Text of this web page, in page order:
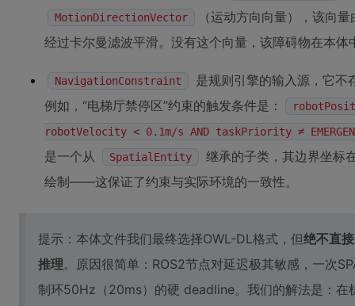
MotionDirectionVector
（运动方向向量），该向
经过卡尔曼滤波平滑。没有这个向量，该障碍物在本体
NavigationConstraint
是规则引擎的输入源，它不
例如，“电梯厅禁停区”约束的触发条件是：
robotVelocity < 0.1m/s AND taskPriority ≠
是一个从 SpatialEntity
继承的子类，其边界坐标
绘制——这保证了约束与实际环境的一致性。
提示：本体文件我们最终选择OWL-DL格式，但绝不直
推理。原因很简单：ROS2节点对延迟极其敏感，一次
制环50Hz（20ms）的硬 deadline。我们的解法是：在